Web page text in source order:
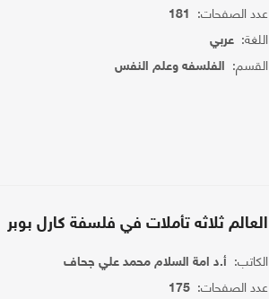
عدد الصفحات: 181
اللغة:عربي
القسم: الفلسفه وعلم النفس
العالم ثلاثه تأملات في فلسفة كارل بوبر
الكاتب: أ.د امة السلام محمد علي جحاف
عدد الصفحات:175